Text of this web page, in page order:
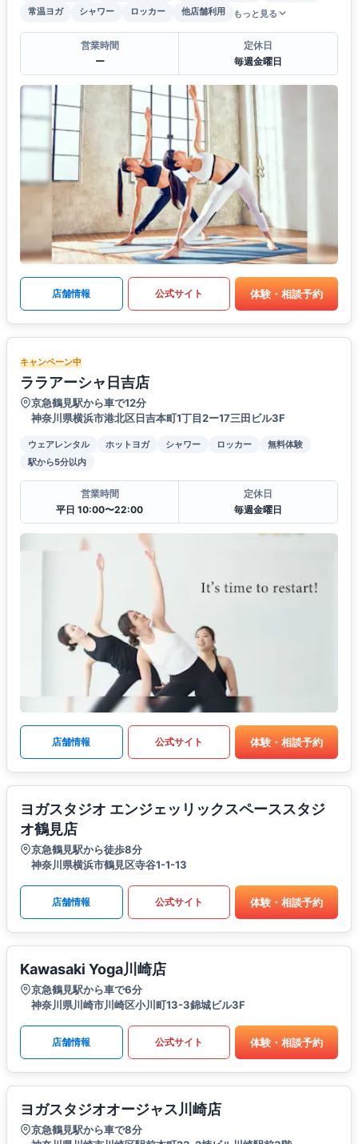
常温ヨガ
シャワー ロッカー 他店舗利用 もっと見る
営業時間
ー
定休日
毎週金曜日
店舗情報 公式サイト 体験・相談予約
キャンペーン中
ララアーシャ日吉店
京急鶴見駅から車で12分
神奈川県横浜市港北区日吉本町1丁目2ー17三田ビル3F
ウェアレンタル ホットヨガ シャワー ロッカー
無料体験
駅から5分以内
営業時間
平日 10:00〜22:00
定休日
毎週金曜日
店舗情報 公式サイト 体験・相談予約
ヨガスタジオ エンジェッリックスペーススタジ
オ鶴見店
京急鶴見駅から徒歩8分
神奈川県横浜市鶴見区寺谷1-1-13
店舗情報 公式サイト 体験・相談予約
Kawasaki Yoga川崎店
京急鶴見駅から車で6分
神奈川県川崎市川崎区小川町13-3錦城ビル3F
店舗情報 公式サイト 体験・相談予約
ヨガスタジオオージャス川崎店
京急鶴見駅から車で8分